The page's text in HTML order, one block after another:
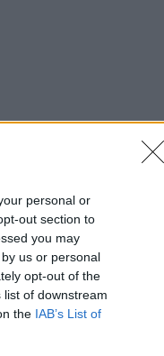
personal or
out section to
you may
us or personal
opt-out of the
of downstream
the IAB’s List of